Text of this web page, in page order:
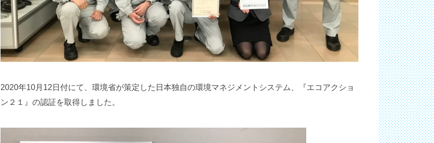
2020年10月12日付にて、環境省が策定した日本独自の環境マネジメントシステム、『エコアクショ
ン２１』の認証を取得しました。